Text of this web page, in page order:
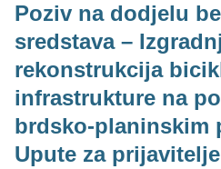
Poziv na dodjelu
sredstava –
rekonstrukcija
infrastrukture na
brdsko-planinskim
Upute za